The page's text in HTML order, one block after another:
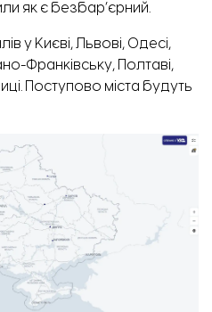
як є безбар’єрний.
у Києві, Львові, Одесі,
Франківську, Полтаві,
Поступово міста будуть